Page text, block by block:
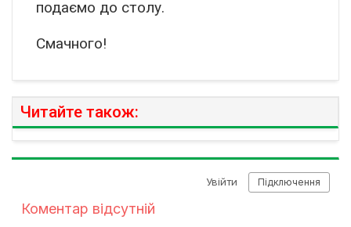
подаємо до столу.
Смачного!
Читайте також: